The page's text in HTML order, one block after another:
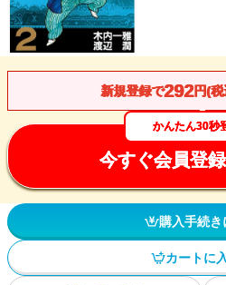
新規登録で292円(税
かんたん30秒
今すぐ会員登
購入手続き
カートに